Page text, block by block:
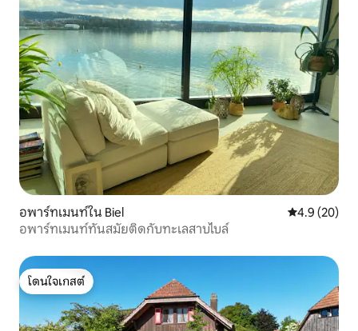
อพาร์ทเมนท์ใน Biel คะแนนเฉลี่ย
4.9 (20)
อพาร์ทเมนท์ทันสมัยติดกับทะเลสาบไบล์
โดนใจเกสต์
โดนใจเกสต์